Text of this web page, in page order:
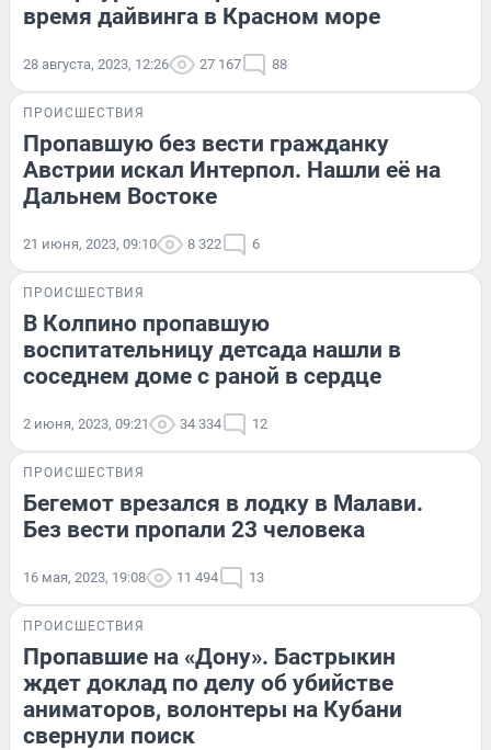
время дайвинга в Красном море
28 августа, 2023, 12:26 27 167 88
ПРОИСШЕСТВИЯ
Пропавшую без вести гражданку
Австрии искал Интерпол. Нашли её на
Дальнем Востоке
21 июня, 2023, 09:10 8 322 6
ПРОИСШЕСТВИЯ
В Колпино пропавшую
воспитательницу детсада нашли в
соседнем доме с раной в сердце
2 июня, 2023, 09:21 34 334 12
ПРОИСШЕСТВИЯ
Бегемот врезался в лодку в Малави.
Без вести пропали 23 человека
16 мая, 2023, 19:08 11 494 13
ПРОИСШЕСТВИЯ
Пропавшие на «Дону». Бастрыкин
ждет доклад по делу об убийстве
аниматоров, волонтеры на Кубани
свернули поиск